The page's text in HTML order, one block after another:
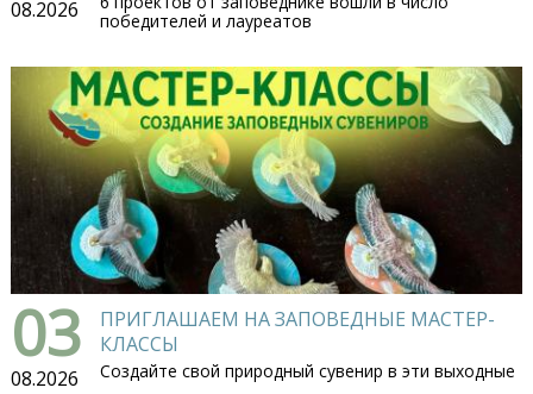
08.2026
победителей и лауреатов
03
08.2026
ПРИГЛАШАЕМ НА ЗАПОВЕДНЫЕ МАСТЕР-
КЛАССЫ
Создайте свой природный сувенир в эти выходные